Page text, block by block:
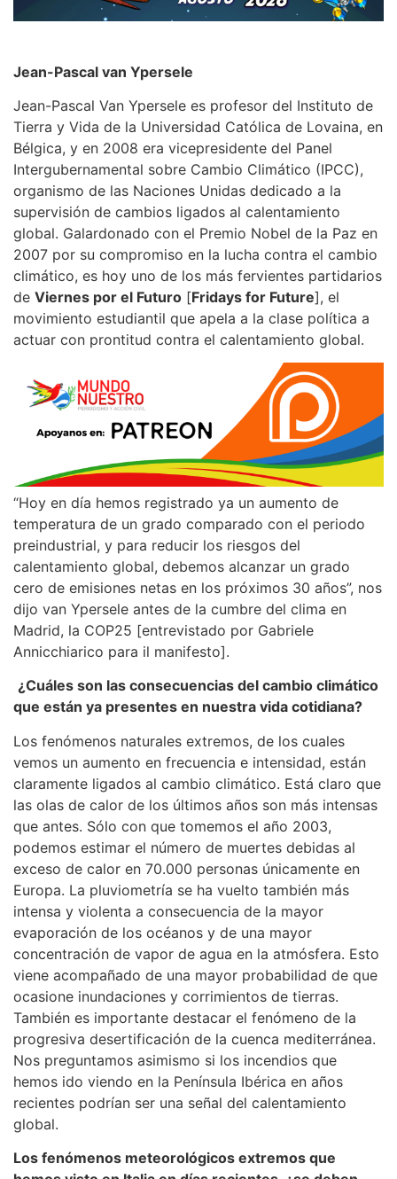
Jean-Pascal van Ypersele
Jean-Pascal Van Ypersele es profesor del Instituto de
Tierra y Vida de la Universidad Católica de Lovaina, en
Bélgica, y en 2008 era vicepresidente del Panel
Intergubernamental sobre Cambio Climático (IPCC),
organismo de las Naciones Unidas dedicado a la
supervisión de cambios ligados al calentamiento
global. Galardonado con el Premio Nobel de la Paz en
2007 por su compromiso en la lucha contra el cambio
climático, es hoy uno de los más fervientes partidarios
de Viernes por el Futuro [Fridays for Future], el
movimiento estudiantil que apela a la clase política a
actuar con prontitud contra el calentamiento global.
“Hoy en día hemos registrado ya un aumento de
temperatura de un grado comparado con el periodo
preindustrial, y para reducir los riesgos del
calentamiento global, debemos alcanzar un grado
cero de emisiones netas en los próximos 30 años”, nos
dijo van Ypersele antes de la cumbre del clima en
Madrid, la COP25 [entrevistado por Gabriele
Annicchiarico para il manifesto].
¿Cuáles son las consecuencias del cambio climático
que están ya presentes en nuestra vida cotidiana?
Los fenómenos naturales extremos, de los cuales
vemos un aumento en frecuencia e intensidad, están
claramente ligados al cambio climático. Está claro que
las olas de calor de los últimos años son más intensas
que antes. Sólo con que tomemos el año 2003,
podemos estimar el número de muertes debidas al
exceso de calor en 70.000 personas únicamente en
Europa. La pluviometría se ha vuelto también más
intensa y violenta a consecuencia de la mayor
evaporación de los océanos y de una mayor
concentración de vapor de agua en la atmósfera. Esto
viene acompañado de una mayor probabilidad de que
ocasione inundaciones y corrimientos de tierras.
También es importante destacar el fenómeno de la
progresiva desertificación de la cuenca mediterránea.
Nos preguntamos asimismo si los incendios que
hemos ido viendo en la Península Ibérica en años
recientes podrían ser una señal del calentamiento
global.
Los fenómenos meteorológicos extremos que